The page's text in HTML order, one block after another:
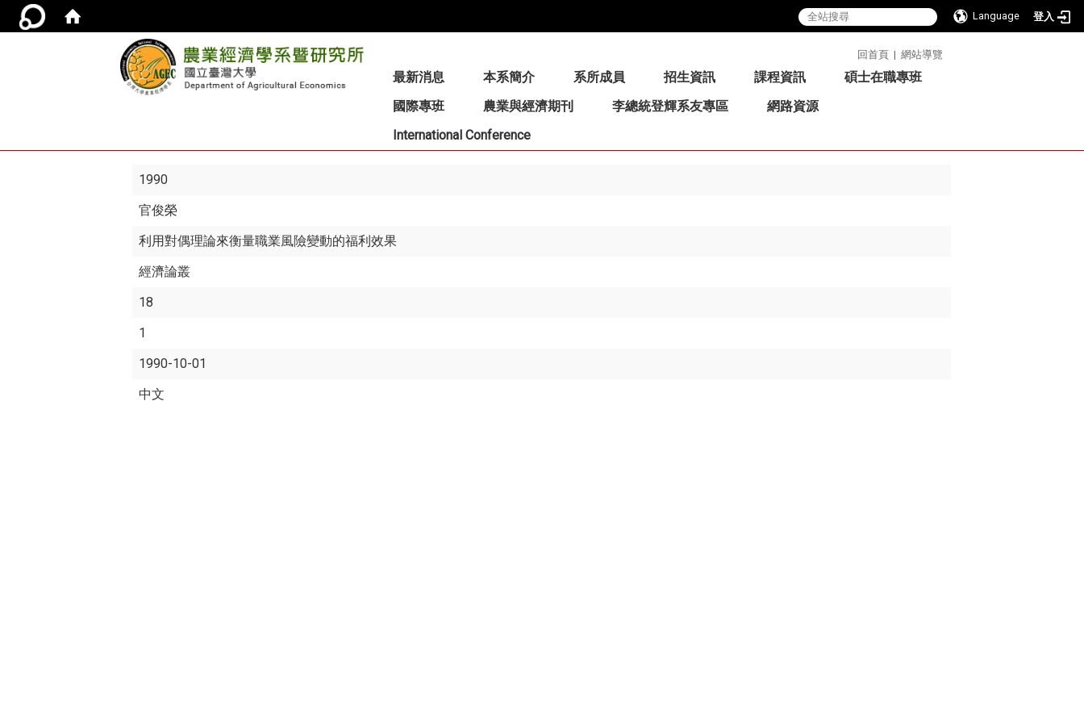
Language 登入
回首頁 | 網站導覽
最新消息 本系簡介 系所成員 招生資訊 課程資訊
碩士在職專班
國際專班
農業與經濟期刊 李總統登輝系友專區
網路資源
International Conference
1990
官俊榮
利用對偶理論來衡量職業風險變動的福利效果
經濟論叢
18
1
1990-10-01
中文